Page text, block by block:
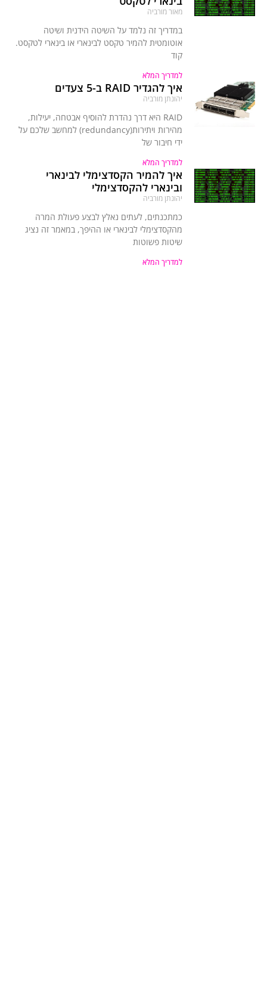
מאור מורביה
במדריך זה נלמד על השיטה הידנית ושיטה
אוטומטית להמיר טקסט לבינארי או בינארי לטקסט.
קוד
למדריך המלא
איך להגדיר RAID ב-5 צעדים
יהונתן מורביה
RAID היא דרך נהדרת להוסיף אבטחה, יעילות,
מהירות ויתירות(redundancy) למחשב שלכם על
ידי חיבור של
למדריך המלא
איך להמיר הקסדצימלי לבינארי
ובינארי להקסדצימלי
יהונתן מורביה
כמתכנתים, לעתים נאלץ לבצע פעולת המרה
מהקסדצימלי לבינארי או ההיפך, במאמר זה נציג
שיטות פשוטות
למדריך המלא